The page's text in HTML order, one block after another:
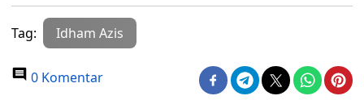
Tag: Idham Azis
0 Komentar